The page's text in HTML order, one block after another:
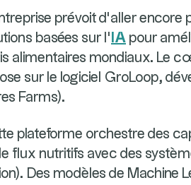
prévoit d’aller
basées sur l’ IA pour
alimentaires mondiaux. Le
sur le logiciel GroLoop,
Farms).
plateforme orchestre des
flux nutritifs avec des
Des modèles de Machine